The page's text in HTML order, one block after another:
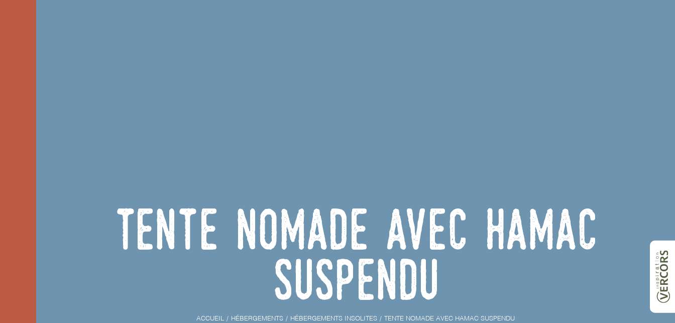
Tente nomade avec hamac
suspendu
ACCUEIL HÉBERGEMENTS HÉBERGEMENTS INSOLITES TENTE NOMADE AVEC HAMAC SUSPENDU